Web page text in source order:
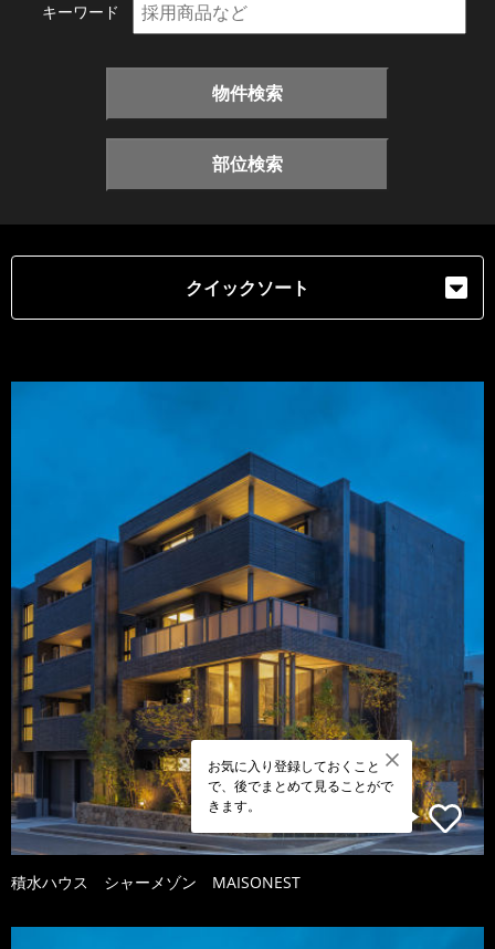
キーワード
物件検索
部位検索
クイックソート
お気に入り登録しておくこと
で、後でまとめて見ることがで
きます。
積水ハウス シャーメゾン MAISONEST